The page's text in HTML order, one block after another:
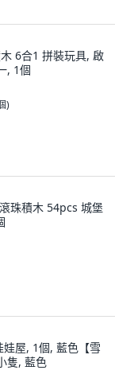
6合1 拼裝玩具, 啟
, 1個
)
珠積木 54pcs 城堡
屋, 1個, 藍色【雪
隻, 藍色